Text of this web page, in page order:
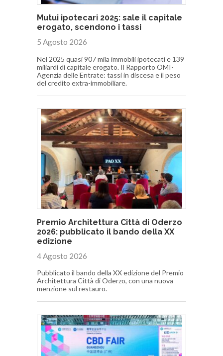
Mutui ipotecari 2025: sale il capitale
erogato, scendono i tassi
5 Agosto 2026
Nel 2025 quasi 907 mila immobili ipotecati e 139
miliardi di capitale erogato. Il Rapporto OMI-
Agenzia delle Entrate: tassi in discesa e il peso
del credito extra-immobiliare.
Premio Architettura Città di Oderzo
2026: pubblicato il bando della XX
edizione
4 Agosto 2026
Pubblicato il bando della XX edizione del Premio
Architettura Città di Oderzo, con una nuova
menzione sul restauro.